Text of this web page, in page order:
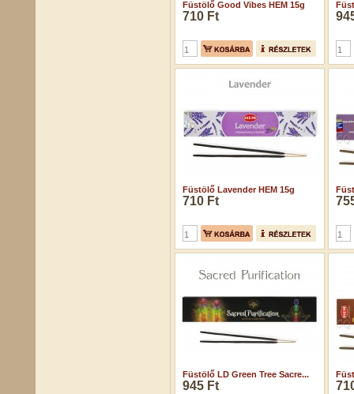
Füstölő Good Vibes HEM 15g
710 Ft
Füstölő Lavender HEM 15g
710 Ft
Füstölő LD Green Tree Sacre...
945 Ft